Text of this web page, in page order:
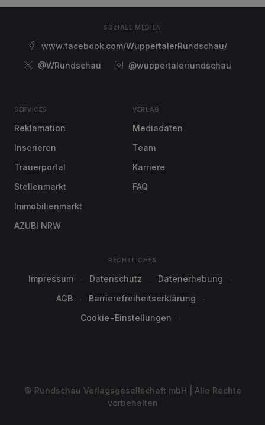
SOZIALE MEDIEN
www.facebook.com/WuppertalerRundschau/
@WRundschau
@wuppertalerrundschau
SERVICES
Reklamation
Inserieren
Trauerportal
Stellenmarkt
Immobilienmarkt
AZUBI NRW
VERLAG
Mediadaten
Team
Karriere
FAQ
RECHTLICHES
Impressum Datenschutz
Datenerhebung
AGB
Barrierefreiheitserklärung
Cookie-Einstellungen
© Rundschau Verlagsgesellschaft mbH | Alle Rechte
vorbehalten